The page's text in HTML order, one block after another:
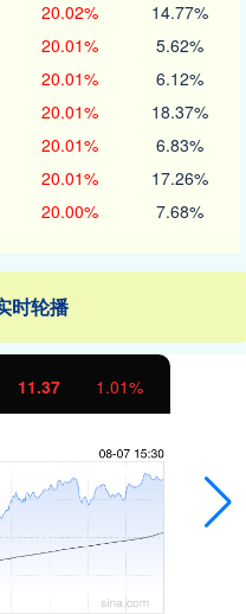
20.02% 14.77%
20.01% 5.62%
20.01% 6.12%
20.01% 18.37%
20.01% 6.83%
20.01% 17.26%
20.00% 7.68%
时轮播
11.37 1.01%